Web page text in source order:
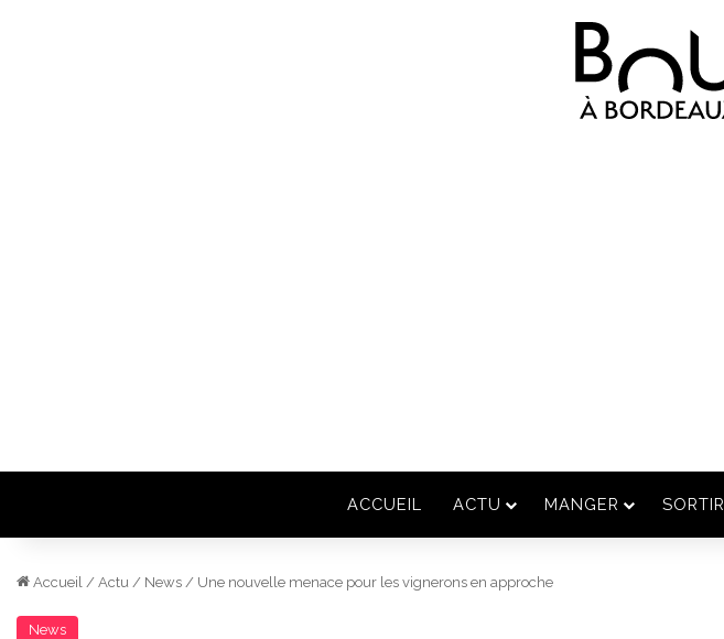
ACCUEIL ACTU MANGER SORTIR
Accueil / Actu / News / Une nouvelle menace pour les vignerons en approche
News